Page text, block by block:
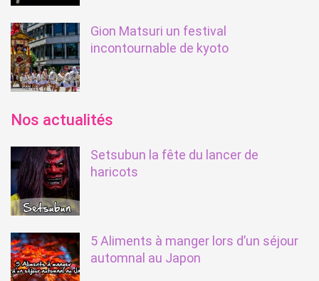
Gion Matsuri un festival
incontournable de kyoto
Nos actualités
Setsubun la fête du lancer de
haricots
5 Aliments à manger lors d’un séjour
automnal au Japon